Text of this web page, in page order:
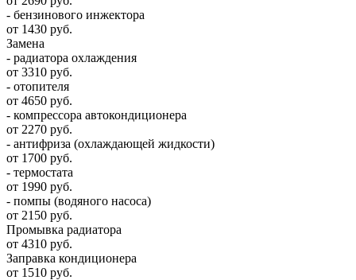
- бензинового инжектора
от 1430 руб.
Замена
- радиатора охлаждения
от 3310 руб.
- отопителя
от 4650 руб.
- компрессора автокондиционера
от 2270 руб.
- антифриза (охлаждающей жидкости)
от 1700 руб.
- термостата
от 1990 руб.
- помпы (водяного насоса)
от 2150 руб.
Промывка радиатора
от 4310 руб.
Заправка кондиционера
от 1510 руб.